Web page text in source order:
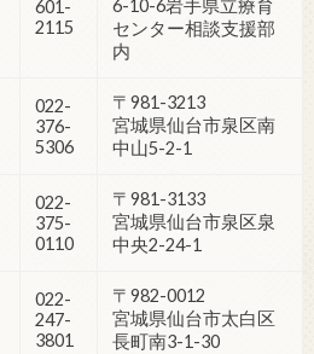
601-
2115
6-10-6岩手県立療育
センター相談支援部
内
022-
376-
5306
〒981-3213
宮城県仙台市泉区南
中山5-2-1
022-
375-
0110
〒981-3133
宮城県仙台市泉区泉
中央2-24-1
022-
247-
3801
〒982-0012
宮城県仙台市太白区
長町南3-1-30